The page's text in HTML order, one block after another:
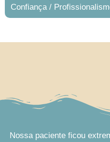
Confiança /
Nossa paciente ficou